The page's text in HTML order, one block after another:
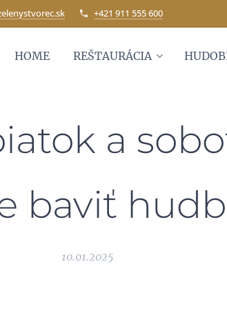
+421 911 555 600
HOME REŠTAURÁCIA
a
baviť
10.01.2025